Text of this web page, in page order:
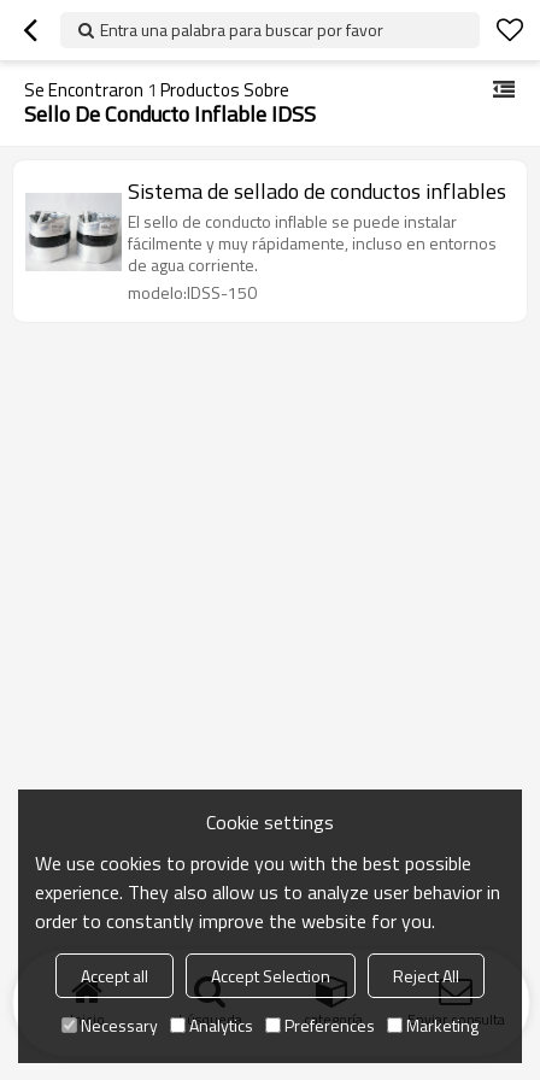
Entra una palabra para buscar por favor
Se Encontraron 1 Productos Sobre
Sello De Conducto Inflable IDSS
Sistema de sellado de conductos inflables
El sello de conducto inflable se puede instalar
fácilmente y muy rápidamente, incluso en entornos
de agua corriente.
modelo:IDSS-150
Inicio búsqueda categoría Enviar consulta
Cookie settings
We use cookies to provide you with the best possible
experience. They also allow us to analyze user behavior in
order to constantly improve the website for you.
Accept all Accept Selection
Reject All
Necessary
Analytics Preferences Marketing